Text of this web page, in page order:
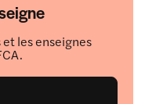
les enseignes